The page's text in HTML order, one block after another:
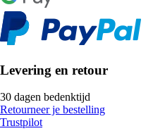
Levering en retour
30 dagen bedenktijd
Retourneer je bestelling
Trustpilot